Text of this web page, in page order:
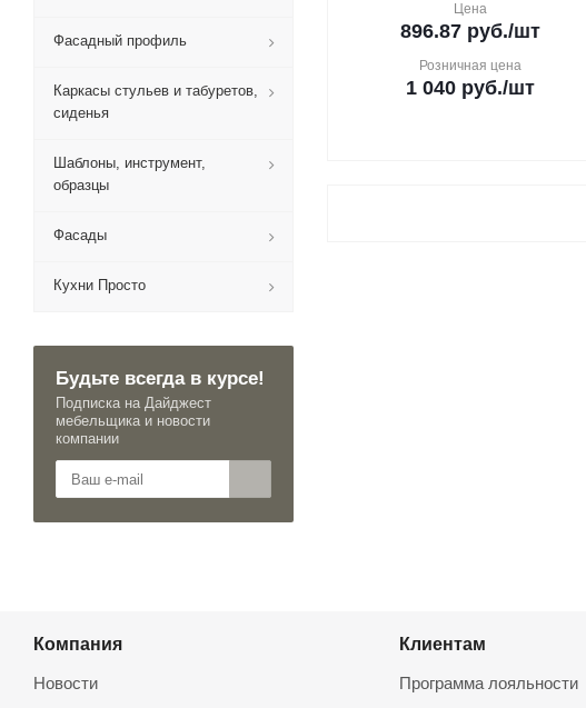
Цена
896.87руб./шт
Розничная цена
1 040руб./шт
Фасадный профиль
Каркасы стульев и табуретов,
сиденья
Шаблоны, инструмент,
образцы
Фасады
Кухни Просто
Будьте всегда в курсе!
Подписка на Дайджест
мебельщика и новости
компании
Компания
Новости
Клиентам
Программа лояльности